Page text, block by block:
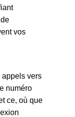
vos
appels vers
numéro
ce, où que